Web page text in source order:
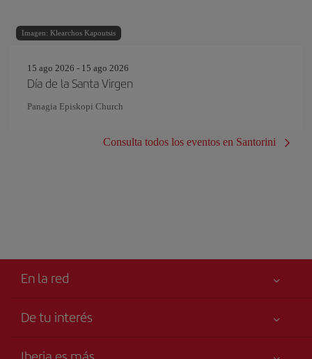
Imagen: Klearchos Kapoutsis
15 ago 2026 - 15 ago 2026
Día de la Santa Virgen
Panagia Episkopi Church
Consulta todos los eventos en Santorini
En la red
De tu interés